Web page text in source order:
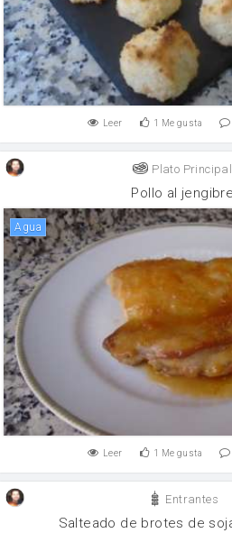
Leer 1 Me gusta
Plato Principal
Pollo al jengibre
agua
Leer 1 Me gusta
Entrantes
Salteado de brotes de